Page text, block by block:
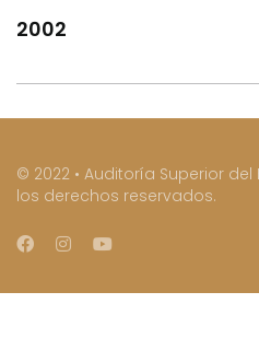
2002
© 2022 • Auditoría Superior
los derechos reservados.